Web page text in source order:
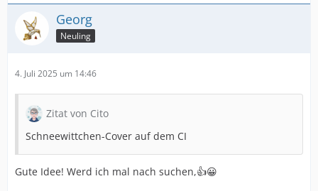
Georg
Neuling
4. Juli 2025 um 14:46
Zitat von Cito
Schneewittchen-Cover auf dem CI
Gute Idee! Werd ich mal nach suchen,👍😀